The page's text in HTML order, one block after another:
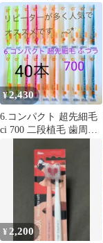
とめ売り
¥2,430
6.コンパクト 超先細毛
ci 700 二段植毛 歯周病
¥ 2,200